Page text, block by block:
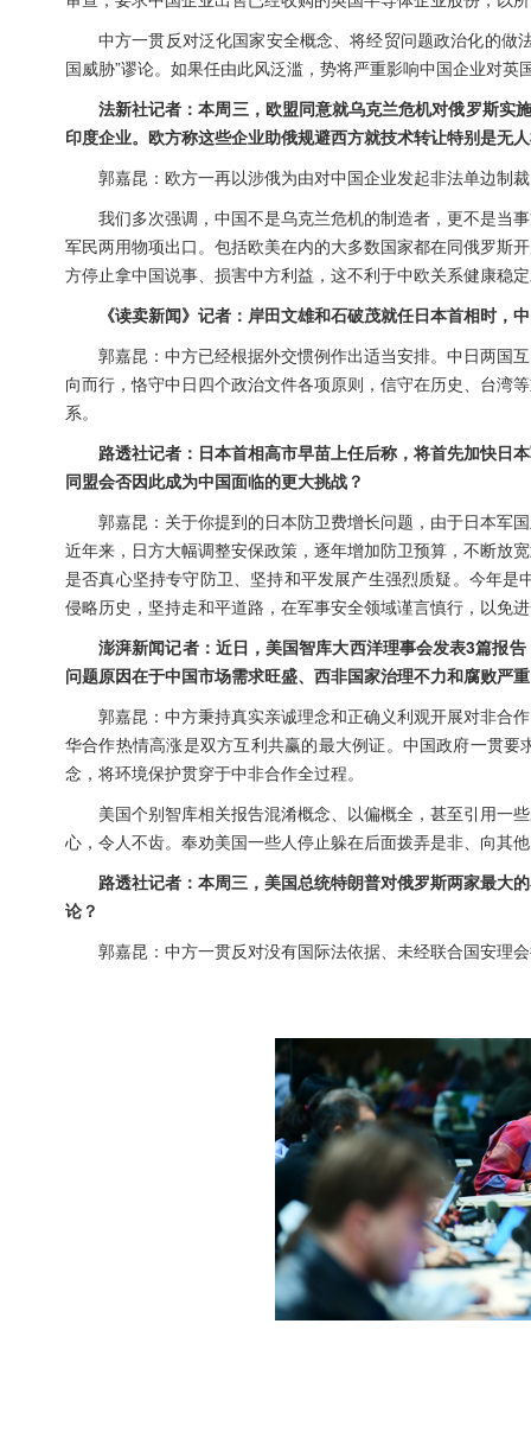
中方一贯反对泛化国家安全概念、将经贸问题政治化的做
国威胁”谬论。如果任由此风泛滥，势将严重影响中国企业对英
法新社记者：本周三，欧盟同意就乌克兰危机对俄罗斯实
印度企业。欧方称这些企业助俄规避西方就技术转让特别是无
郭嘉昆：欧方一再以涉俄为由对中国企业发起非法单边制
我们多次强调，中国不是乌克兰危机的制造者，更不是当
军民两用物项出口。包括欧美在内的大多数国家都在同俄罗斯
方停止拿中国说事、损害中方利益，这不利于中欧关系健康稳
《读卖新闻》记者：岸田文雄和石破茂就任日本首相时
郭嘉昆：中方已经根据外交惯例作出适当安排。中日两国
向而行，恪守中日四个政治文件各项原则，信守在历史、台湾
系。
路透社记者：日本首相高市早苗上任后称，将首先加快日
同盟会否因此成为中国面临的更大挑战？
郭嘉昆：关于你提到的日本防卫费增长问题，由于日本军
近年来，日方大幅调整安保政策，逐年增加防卫预算，不断放
是否真心坚持专守防卫、坚持和平发展产生强烈质疑。今年
侵略历史，坚持走和平道路，在军事安全领域谨言慎行，以免
澎湃新闻记者：近日，美国智库大西洋理事会发表3篇报
问题原因在于中国市场需求旺盛、西非国家治理不力和腐败严
郭嘉昆：中方秉持真实亲诚理念和正确义利观开展对非合
华合作热情高涨是双方互利共赢的最大例证。中国政府一贯
念，将环境保护贯穿于中非合作全过程。
美国个别智库相关报告混淆概念、以偏概全，甚至引用一
心，令人不齿。奉劝美国一些人停止躲在后面拨弄是非、向其
路透社记者：本周三，美国总统特朗普对俄罗斯两家最大
论？
郭嘉昆：中方一贯反对没有国际法依据、未经联合国安理